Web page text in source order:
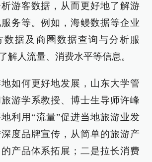
游客数据，从而更好地了解游
务等。例如，海鳗数据等企业
数据及商圈数据查询与分析服
解人流量、消费水平等信息。
如何更好地发展，山东大学管
游学系教授、博士生导师许峰
利用“流量”促进当地旅游业发
度品牌宣传，从简单的旅游产
产品体系拓展；二是拉长消费